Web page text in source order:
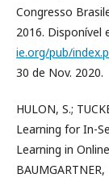
Congresso
2016. Disponível
ie.org/pub/
30 de Nov. 2020.
HULON, S.;
Learning for In-
Learning in
BAUMGARTNER,